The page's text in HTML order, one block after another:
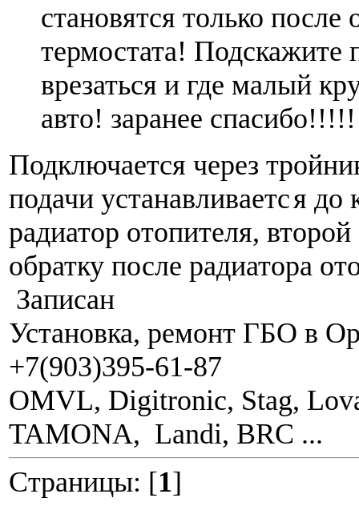
становятся только после
термостата! Подскажите
врезаться и где малый
авто! заранее спасибо!!!!!
Подключается через
подачи устанавливается до
радиатор отопителя, второй
обратку после радиатора
Записан
Установка, ремонт ГБО в
+7(903)395-61-87
OMVL, Digitronic, Stag,
TAMONA, Landi, BRC ...
Страницы: [1]